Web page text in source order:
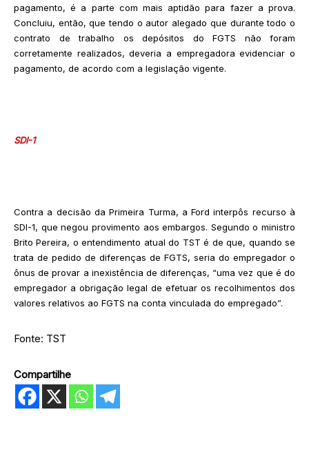
pagamento, é a parte com mais aptidão para fazer a prova.
Concluiu, então, que tendo o autor alegado que durante todo o
contrato de trabalho os depósitos do FGTS não foram
corretamente realizados, deveria a empregadora evidenciar o
pagamento, de acordo com a legislação vigente.
SDI-1
Contra a decisão da Primeira Turma, a Ford interpôs recurso à
SDI-1, que negou provimento aos embargos. Segundo o ministro
Brito Pereira, o entendimento atual do TST é de que, quando se
trata de pedido de diferenças de FGTS, seria do empregador o
ônus de provar a inexistência de diferenças, “uma vez que é do
empregador a obrigação legal de efetuar os recolhimentos dos
valores relativos ao FGTS na conta vinculada do empregado”.
Fonte: TST
Compartilhe